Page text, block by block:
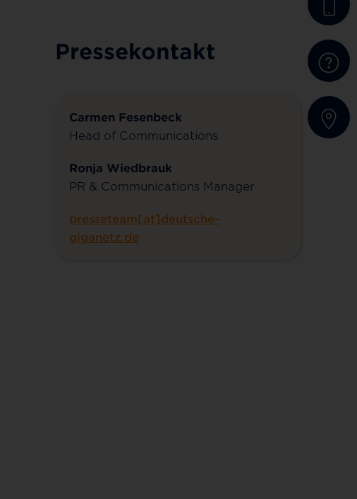
Pressekontakt
Carmen Fesenbeck
Head of Communications
Ronja Wiedbrauk
PR & Communications Manager
presseteam[at]deutsche-
giganetz.de